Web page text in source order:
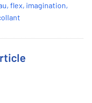
,flex, imagination,